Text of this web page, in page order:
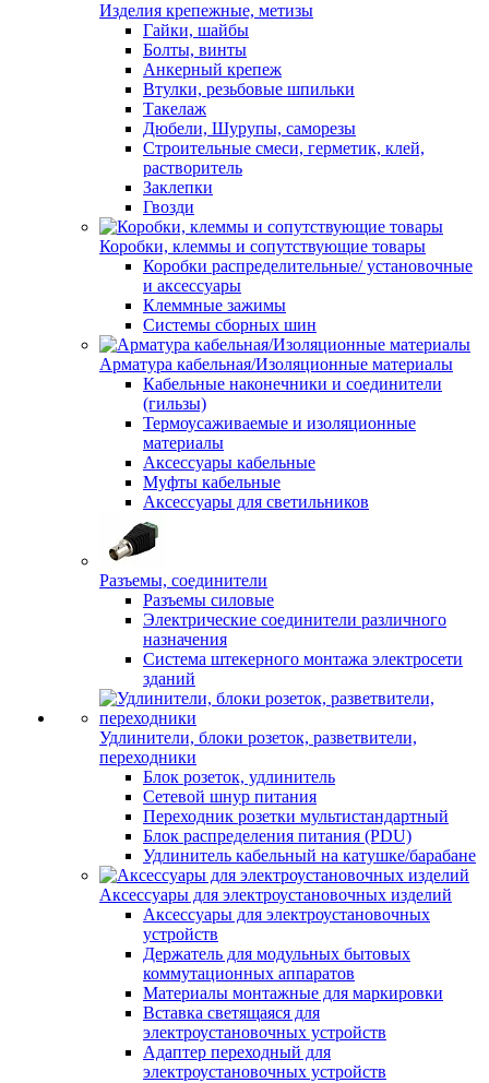
Изделия крепежные, метизы
Гайки, шайбы
Болты, винты
Анкерный крепеж
Втулки, резьбовые шпильки
Такелаж
Дюбели, Шурупы, саморезы
Строительные смеси, герметик, клей,
растворитель
Заклепки
Гвозди
Коробки, клеммы и сопутствующие товары
Коробки распределительные/ установочные
и аксессуары
Клеммные зажимы
Системы сборных шин
Арматура кабельная/Изоляционные материалы
Кабельные наконечники и соединители
(гильзы)
Термоусаживаемые и изоляционные
материалы
Аксессуары кабельные
Муфты кабельные
Аксессуары для светильников
Разъемы, соединители
Разъемы силовые
Электрические соединители различного
назначения
Система штекерного монтажа электросети
зданий
Удлинители, блоки розеток, разветвители,
переходники
Блок розеток, удлинитель
Сетевой шнур питания
Переходник розетки мультистандартный
Блок распределения питания (PDU)
Удлинитель кабельный на катушке/барабане
Аксессуары для электроустановочных изделий
Аксессуары для электроустановочных
устройств
Держатель для модульных бытовых
коммутационных аппаратов
Материалы монтажные для маркировки
Вставка светящаяся для
электроустановочных устройств
Адаптер переходный для
электроустановочных устройств